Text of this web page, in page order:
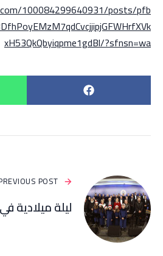
100084299640931/posts/pfb
xH53QkQbyiqpme1gdBl/?sfnsn=wa
POST
ليلة ميلادية